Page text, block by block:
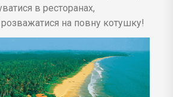
в ресторанах,
на повну котушку!